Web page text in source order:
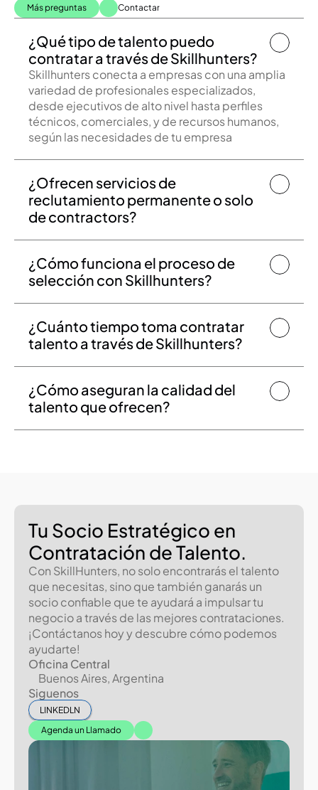
Más preguntas Contactar
¿Qué tipo de talento puedo
contratar a través de Skillhunters?
Skillhunters conecta a empresas con una amplia
variedad de profesionales especializados,
desde ejecutivos de alto nivel hasta perfiles
técnicos, comerciales, y de recursos humanos,
según las necesidades de tu empresa
¿Ofrecen servicios de
reclutamiento permanente o solo
de contractors?
¿Cómo funciona el proceso de
selección con Skillhunters?
¿Cuánto tiempo toma contratar
talento a través de Skillhunters?
¿Cómo aseguran la calidad del
talento que ofrecen?
Tu Socio Estratégico en
Contratación de Talento.
Con SkillHunters, no solo encontrarás el talento
que necesitas, sino que también ganarás un
socio confiable que te ayudará a impulsar tu
negocio a través de las mejores contrataciones.
¡Contáctanos hoy y descubre cómo podemos
ayudarte!
Oficina Central
Buenos Aires, Argentina
Siguenos
LINKEDLN
Agenda un Llamado